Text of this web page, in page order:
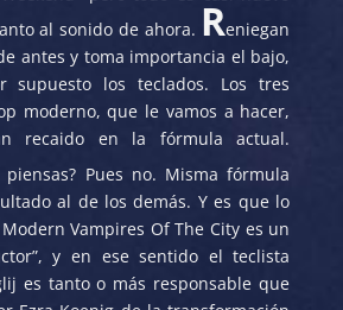
al sonido de ahora. Reniegan
antes y toma importancia el bajo,
supuesto los teclados. Los tres
moderno, que le vamos a hacer,
recaido en la fórmula actual.
Pues no. Misma fórmula
al de los demás. Y es que lo
Vampires Of The City es un
y en ese sentido el teclista
es tanto o más responsable que